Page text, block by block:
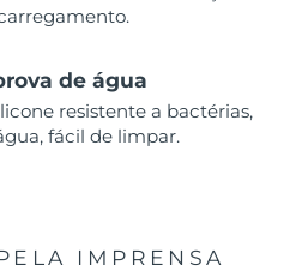
de água
resistente a bactérias,
fácil de limpar.
IMPRENSA